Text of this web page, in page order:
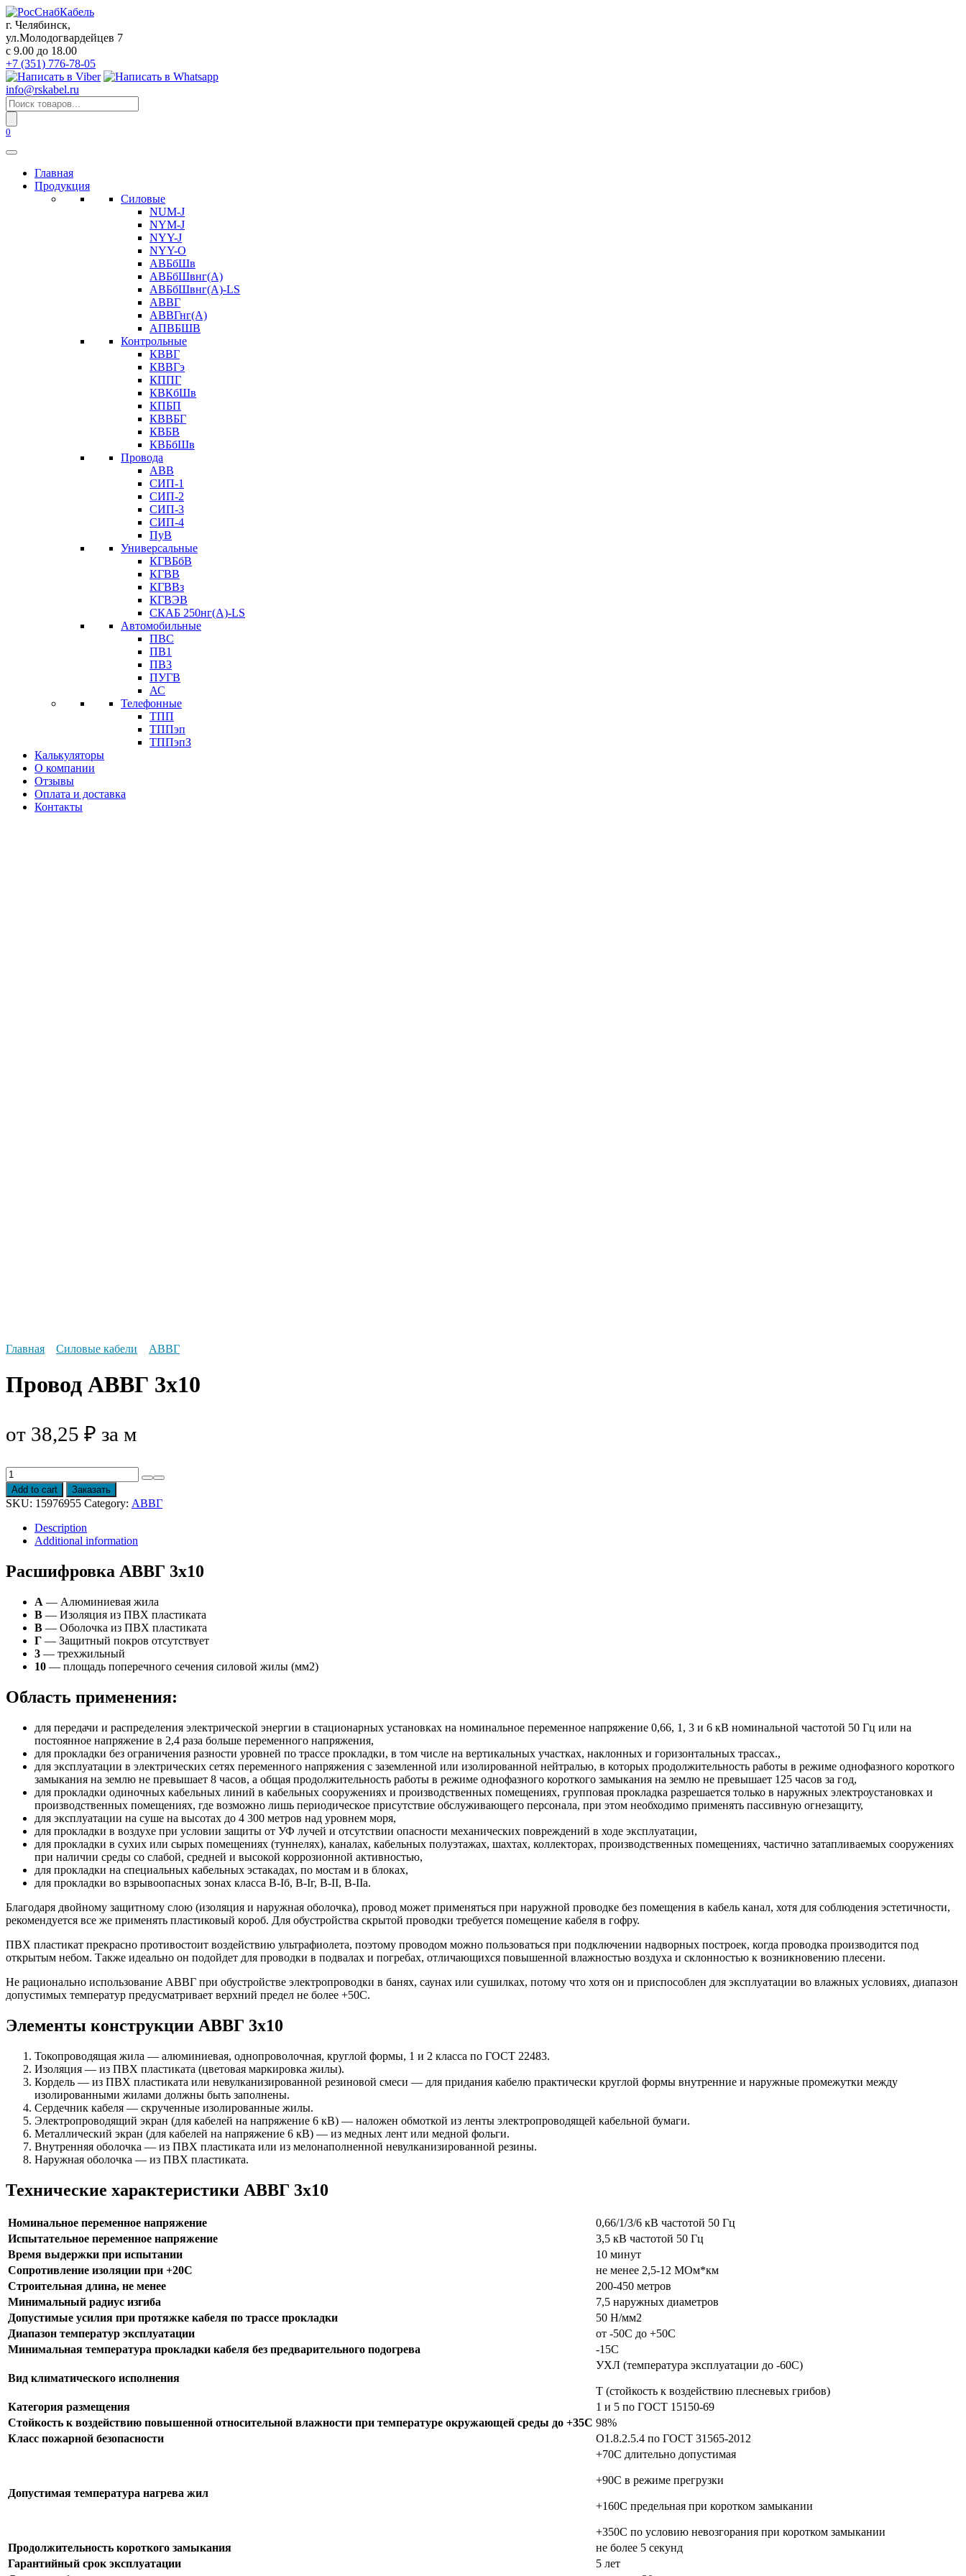
Перейти
к
содержанию
г. Челябинск,
ул.Молодогвардейцев 7
c 9.00 до 18.00
+7 (351) 776-78-05
info@rskabel.ru
Поиск
товаров
0
Главная
Продукция
Силовые
NUM-J
NYM-J
NYY-J
NYY-O
АВБбШв
АВБбШвнг(А)
АВБбШвнг(А)-LS
АВВГ
АВВГнг(А)
АПВБШВ
Контрольные
КВВГ
КВВГэ
КППГ
КВКбШв
КПБП
КВВБГ
КВБВ
КВБбШв
Провода
АВВ
СИП-1
СИП-2
СИП-3
СИП-4
ПуВ
Универсальные
КГВБбВ
КГВВ
КГВВз
КГВЭВ
СКАБ 250нг(А)-LS
Автомобильные
ПВС
ПВ1
ПВ3
ПУГВ
АС
Телефонные
ТПП
ТППэп
ТППэпЗ
Калькуляторы
О компании
Отзывы
Оплата и доставка
Контакты
Главная Силовые кабели АВВГ
Провод АВВГ 3х10
от 38,25 ₽ за м
Провод
АВВГ
3х10
quantity
Add to cart Заказать
SKU: 15976955 Category: АВВГ
Description
Additional information
Расшифровка АВВГ 3х10
А — Алюминиевая жила
В — Изоляция из ПВХ пластиката
В — Оболочка из ПВХ пластиката
Г — Защитный покров отсутствует
3 — трехжильный
10 — площадь поперечного сечения силовой жилы (мм2)
Область применения:
для передачи и распределения электрической энергии в стационарных установках на номинальное переменное напряжение 0,66, 1, 3 и 6 кВ номинальной частотой 50 Гц или на
постоянное напряжение в 2,4 раза больше переменного напряжения,
для прокладки без ограничения разности уровней по трассе прокладки, в том числе на вертикальных участках, наклонных и горизонтальных трассах.,
для эксплуатации в электрических сетях переменного напряжения с заземленной или изолированной нейтралью, в которых продолжительность работы в режиме однофазного короткого
замыкания на землю не превышает 8 часов, а общая продолжительность работы в режиме однофазного короткого замыкания на землю не превышает 125 часов за год,
для прокладки одиночных кабельных линий в кабельных сооружениях и производственных помещениях, групповая прокладка разрешается только в наружных электроустановках и
производственных помещениях, где возможно лишь периодическое присутствие обслуживающего персонала, при этом необходимо применять пассивную огнезащиту,
для эксплуатации на суше на высотах до 4 300 метров над уровнем моря,
для прокладки в воздухе при условии защиты от УФ лучей и отсутствии опасности механических повреждений в ходе эксплуатации,
для прокладки в сухих или сырых помещениях (туннелях), каналах, кабельных полуэтажах, шахтах, коллекторах, производственных помещениях, частично затапливаемых сооружениях
при наличии среды со слабой, средней и высокой коррозионной активностью,
для прокладки на специальных кабельных эстакадах, по мостам и в блоках,
для прокладки во взрывоопасных зонах класса B-Iб, B-Iг, В-II, В-IIа.
Благодаря двойному защитному слою (изоляция и наружная оболочка), провод может применяться при наружной проводке без помещения в кабель канал, хотя для соблюдения эстетичности,
рекомендуется все же применять пластиковый короб. Для обустройства скрытой проводки требуется помещение кабеля в гофру.
ПВХ пластикат прекрасно противостоит воздействию ультрафиолета, поэтому проводом можно пользоваться при подключении надворных построек, когда проводка производится под
открытым небом. Также идеально он подойдет для проводки в подвалах и погребах, отличающихся повышенной влажностью воздуха и склонностью к возникновению плесени.
Не рационально использование АВВГ при обустройстве электропроводки в банях, саунах или сушилках, потому что хотя он и приспособлен для эксплуатации во влажных условиях, диапазон
допустимых температур предусматривает верхний предел не более +50С.
Элементы конструкции АВВГ 3х10
Токопроводящая жила — алюминиевая, однопроволочная, круглой формы, 1 и 2 класса по ГОСТ 22483.
Изоляция — из ПВХ пластиката (цветовая маркировка жилы).
Кордель — из ПВХ пластиката или невулканизированной резиновой смеси — для придания кабелю практически круглой формы внутренние и наружные промежутки между
изолированными жилами должны быть заполнены.
Сердечник кабеля — скрученные изолированные жилы.
Электропроводящий экран (для кабелей на напряжение 6 кВ) — наложен обмоткой из ленты электропроводящей кабельной бумаги.
Металлический экран (для кабелей на напряжение 6 кВ) — из медных лент или медной фольги.
Внутренняя оболочка — из ПВХ пластиката или из мелонаполненной невулканизированной резины.
Наружная оболочка — из ПВХ пластиката.
Технические характеристики АВВГ 3х10
Номинальное переменное напряжение
0,66/1/3/6 кВ частотой 50 Гц
Испытательное переменное напряжение
3,5 кВ частотой 50 Гц
Время выдержки при испытании
10 минут
Сопротивление изоляции при +20С
не менее 2,5-12 МОм*км
Строительная длина, не менее
200-450 метров
Минимальный радиус изгиба
7,5 наружных диаметров
Допустимые усилия при протяжке кабеля по трассе прокладки
50 Н/мм2
Диапазон температур эксплуатации
от -50С до +50С
Минимальная температура прокладки кабеля без предварительного подогрева
-15С
Вид климатического исполнения
УХЛ (температура эксплуатации до -60С)
Т (стойкость к воздействию плесневых грибов)
Категория размещения
1 и 5 по ГОСТ 15150-69
Стойкость к воздействию повышенной относительной влажности при температуре окружающей среды до +35C 98%
Класс пожарной безопасности
О1.8.2.5.4 по ГОСТ 31565-2012
Допустимая температура нагрева жил
+70C длительно допустимая
+90C в режиме прегрузки
+160C предельная при коротком замыкании
+350C по условию невозгорания при коротком замыкании
Продолжительность короткого замыкания
не более 5 секунд
Гарантийный срок эксплуатации
5 лет